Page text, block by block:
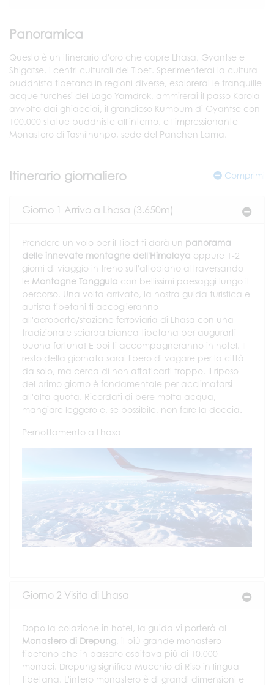
Panoramica
Questo è un itinerario d'oro che copre Lhasa, Gyantse e
Shigatse, i centri culturali del Tibet. Sperimenterai la cultura
buddhista tibetana in regioni diverse, esplorerai le tranquille
acque turchesi del Lago Yamdrok, ammirerai il passo Karola
avvolto dai ghiacciai, il grandioso Kumbum di Gyantse con
100.000 statue buddhiste all'interno, e l'impressionante
Monastero di Tashilhunpo, sede del Panchen Lama.
Itinerario giornaliero Comprimi
Giorno 1 Arrivo a Lhasa (3.650m)
Prendere un volo per il Tibet ti darà un panorama
delle innevate montagne dell'Himalaya oppure 1-2
giorni di viaggio in treno sull'altopiano attraversando
le Montagne Tanggula con bellissimi paesaggi lungo il
percorso. Una volta arrivato, la nostra guida turistica e
autista tibetani ti accoglieranno
all'aeroporto/stazione ferroviaria di Lhasa con una
tradizionale sciarpa bianca tibetana per augurarti
buona fortuna! E poi ti accompagneranno in hotel. Il
resto della giornata sarai libero di vagare per la città
da solo, ma cerca di non affaticarti troppo. Il riposo
del primo giorno è fondamentale per acclimatarsi
all'alta quota. Ricordati di bere molta acqua,
mangiare leggero e, se possibile, non fare la doccia.
Pernottamento a Lhasa
Giorno 2 Visita di Lhasa
Dopo la colazione in hotel, la guida vi porterà al
Monastero di Drepung, il più grande monastero
tibetano che in passato ospitava più di 10.000
monaci. Drepung significa Mucchio di Riso in lingua
tibetana. L'intero monastero è di grandi dimensioni e